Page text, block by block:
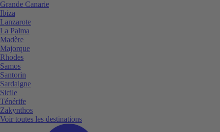
Grande Canarie
Ibiza
Lanzarote
La Palma
Madère
Majorque
Rhodes
Samos
Santorin
Sardaigne
Sicile
Ténérife
Zakynthos
Voir toutes les destinations